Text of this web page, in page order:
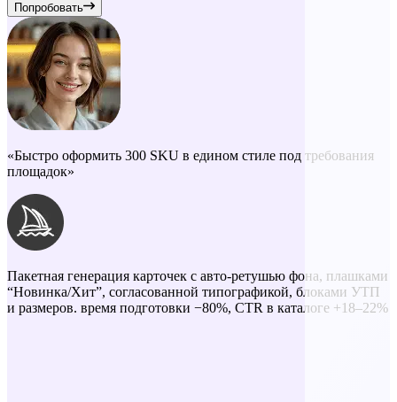
Попробовать
«Быстро оформить 300 SKU в едином стиле под требования
площадок»
Пакетная генерация карточек с авто-ретушью фона, плашками
“Новинка/Хит”, согласованной типографикой, блоками УТП
и размеров. время подготовки −80%, CTR в каталоге +18–22%